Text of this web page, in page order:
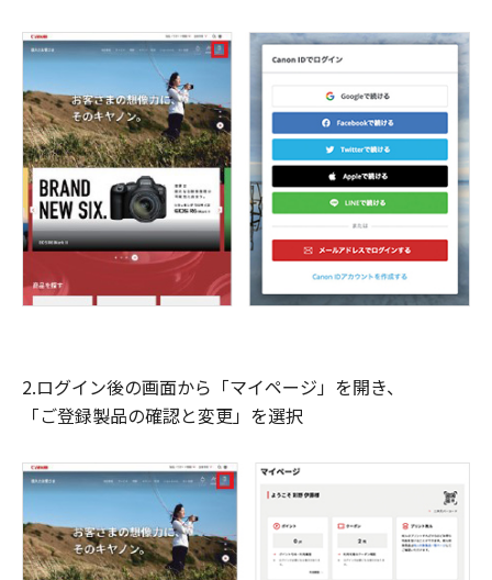
2.ログイン後の画面から「マイページ」を開き、
「ご登録製品の確認と変更」を選択